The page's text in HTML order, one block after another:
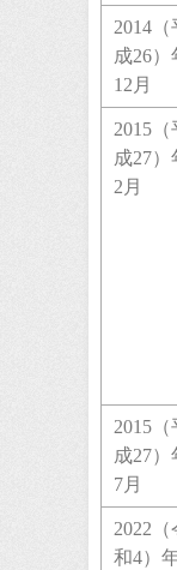
2014（
成26）
12月
2015（
成27）
2月
2015（
成27）
7月
2022（
和4）